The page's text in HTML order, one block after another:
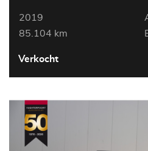
2019
85.104 km
Verkocht